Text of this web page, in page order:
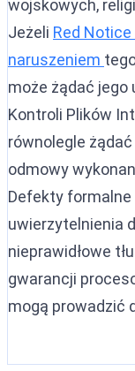
wojskowych,
Jeżeli Red
naruszeniem
może żądać jego
Kontroli Plików
równolegle
odmowy
Defekty formalne
uwierzytelnienia
nieprawidłowe
gwarancji
mogą prowadzić